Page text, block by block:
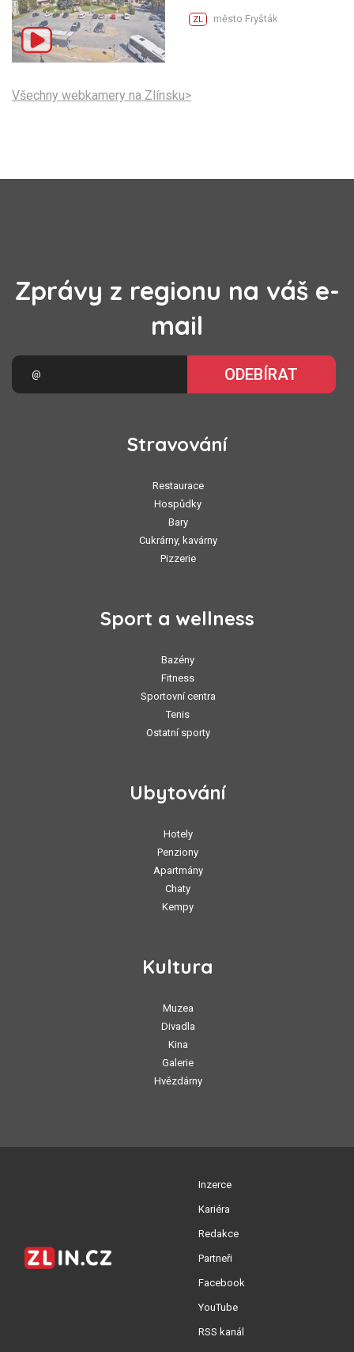
ZL město Fryšták
Všechny webkamery na Zlínsku>
Zprávy z regionu na váš e-
mail
ODEBÍRAT
Stravování
Restaurace
Hospůdky
Bary
Cukrárny, kavárny
Pizzerie
Sport a wellness
Bazény
Fitness
Sportovní centra
Tenis
Ostatní sporty
Ubytování
Hotely
Penziony
Apartmány
Chaty
Kempy
Kultura
Muzea
Divadla
Kina
Galerie
Hvězdárny
Inzerce
Kariéra
Redakce
Partneři
Facebook
YouTube
RSS kanál